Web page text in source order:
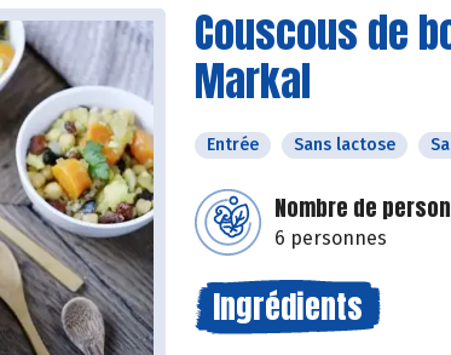
Couscous de
Markal
Entrée Sans lactose
Nombre de
6 personnes
Ingrédients